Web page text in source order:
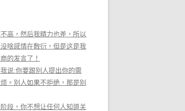
高，然后我精力也差，所以
啥感情在敷衍，但是这是我
的发言了！
说:你要跟别人提出你的需
。别人如果不拒绝，那是别
段，你不想让任何人知道关